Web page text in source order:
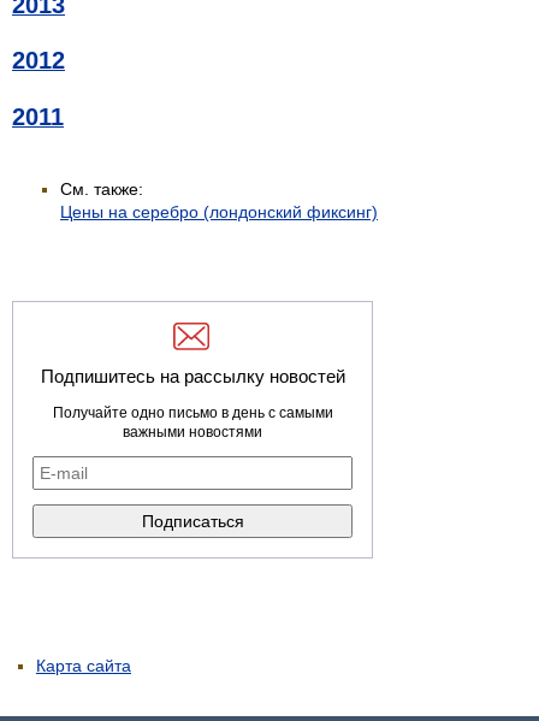
2012
2011
См. также:
Цены на серебро (лондонский фиксинг)
Подпишитесь на рассылку новостей
Получайте одно письмо в день с самыми
важными новостями
Карта сайта